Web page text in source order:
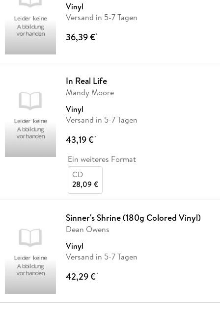
Vinyl
Versand in 5-7 Tagen
36,39 €*
In Real Life
Mandy Moore
Vinyl
Versand in 5-7 Tagen
43,19 €*
Ein weiteres Format
CD
28,09 €
Sinner's Shrine (180g Colored Vinyl)
Dean Owens
Vinyl
Versand in 5-7 Tagen
42,29 €*